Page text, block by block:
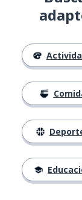
Actividades